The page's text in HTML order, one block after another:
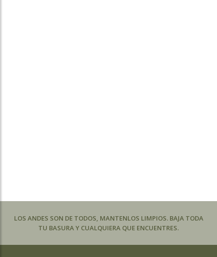
LOS ANDES SON DE TODOS, MANTENLOS LIMPIOS. BAJA TODA
TU BASURA Y CUALQUIERA QUE ENCUENTRES.